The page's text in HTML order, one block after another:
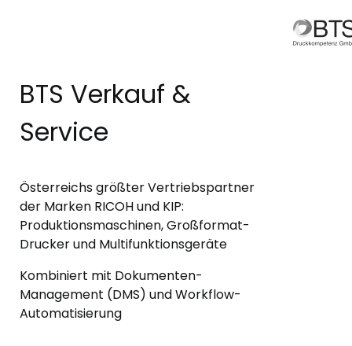
BTS Verkauf &
Service
Österreichs größter Vertriebspartner
der Marken RICOH und KIP:
Produktionsmaschinen, Großformat-
Drucker und Multifunktionsgeräte
Kombiniert mit Dokumenten-
Management (DMS) und Workflow-
Automatisierung